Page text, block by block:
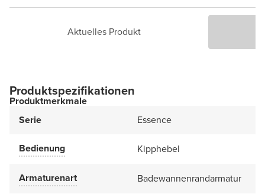
Aktuelles Produkt
Produktspezifikationen
Produktmerkmale
Serie
Essence
Bedienung Kipphebel
Armaturenart Badewannenrandarmatur